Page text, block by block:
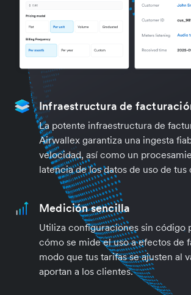
Infraestructura de
La potente infraestructura de
Airwallex garantiza una ingesta
velocidad, así como un
latencia de los datos de uso de tus
Medición sencilla
Utiliza configuraciones sin código
cómo se mide el uso a efectos de
modo que tus tarifas se ajusten al
aportan a los clientes.